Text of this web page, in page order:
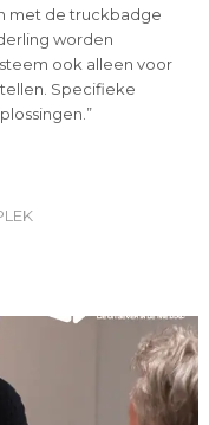
met de truckbadge
worden
ook alleen voor
Specifieke